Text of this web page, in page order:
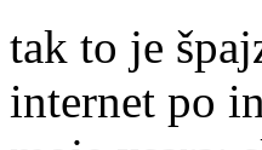
tak to je
internet po